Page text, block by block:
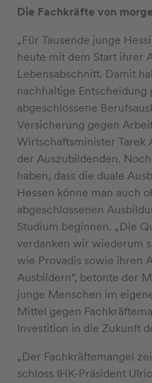
Die Fachkräfte von
„Für Tausende junge
heute mit dem Start ihrer
Lebensabschnitt. Damit
nachhaltige
abgeschlossene
Versicherung gegen
Wirtschaftsminister Tarek
der Auszubildenden.
haben, dass die duale
Hessen könne man auch
abgeschlossenen
Studium beginnen. „Die
verdanken wir wiederum
wie Provadis sowie ihren
Ausbildern“, betonte der
junge Menschen im
Mittel gegen
Investition in die Zukunft
„Der Fachkräftemangel
schloss IHK-Präsident